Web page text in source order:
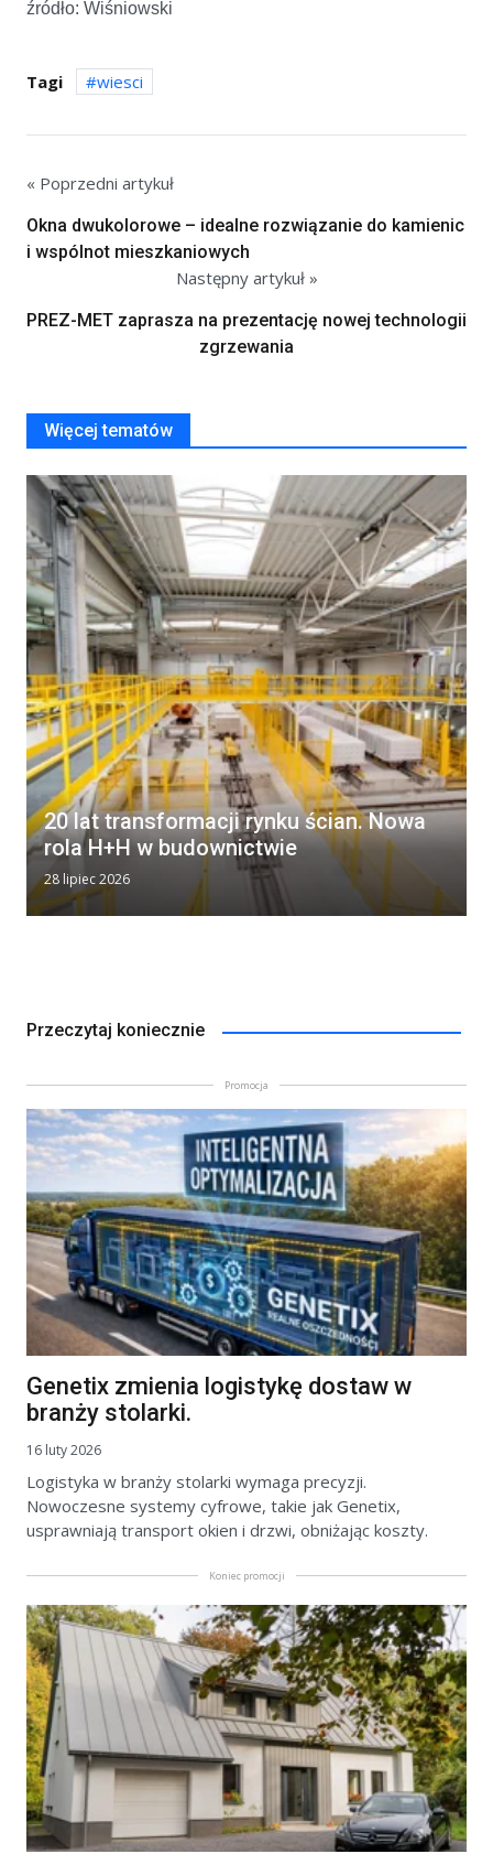
źródło: Wiśniowski
Tagi wiesci
« Poprzedni artykuł
Okna dwukolorowe – idealne rozwiązanie do kamienic
i wspólnot mieszkaniowych
Następny artykuł »
PREZ-MET zaprasza na prezentację nowej technologii
zgrzewania
Więcej tematów
20 lat transformacji rynku ścian. Nowa
rola H+H w budownictwie
28 lipiec 2026
Przeczytaj koniecznie
Promocja
Genetix zmienia logistykę dostaw w
branży stolarki.
16 luty 2026
Logistyka w branży stolarki wymaga precyzji.
Nowoczesne systemy cyfrowe, takie jak Genetix,
usprawniają transport okien i drzwi, obniżając koszty.
Koniec promocji